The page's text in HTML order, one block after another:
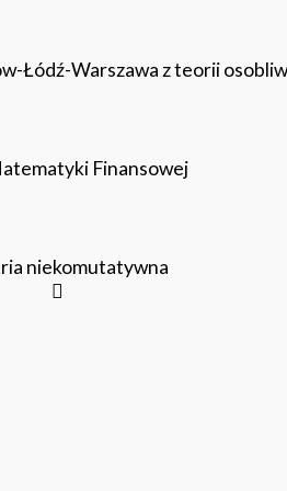
Łódź-Warszawa z teorii
Finansowej
niekomutatywna